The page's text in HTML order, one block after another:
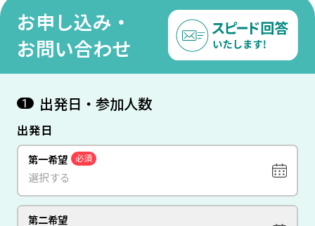
お申し込み・
お問い合わせ
1 出発日・参加人数
出発日
第一希望 必須
第二希望